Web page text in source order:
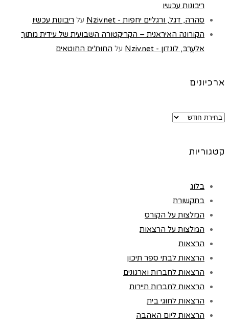
ריבונות עכשיו
סהרה, דגל, ורגליים יחפות - Nziv.net
על ריבונות עכשיו
הקורונה האיראנית – הקריקטורה השבועית של עידית מתוך
אלעַרַבּ, לונדון - Nziv.net
על החוּת'ים החוטאים
ארכיונים
ארכיונים
קטגוריות
בלוג
בתקשורת
המלצות על הקורס
המלצות על הרצאות
הרצאות
הרצאות לבתי ספר תיכון
הרצאות לחברות וארגונים
הרצאות לחברות תיירות
הרצאות לחוגי בית
הרצאות ליום האהבה